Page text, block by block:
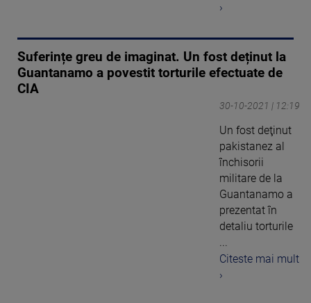
›
Suferințe greu de imaginat. Un fost deținut la
Guantanamo a povestit torturile efectuate de
CIA
30-10-2021 | 12:19
Un fost deţinut
pakistanez al
închisorii
militare de la
Guantanamo a
prezentat în
detaliu torturile
Citeste mai mult
›